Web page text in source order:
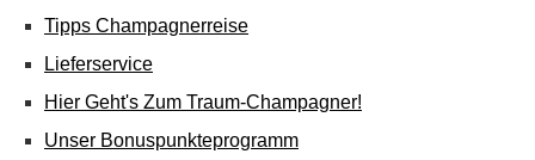
Tipps Champagnerreise
Lieferservice
Hier Geht's Zum Traum-Champagner!
Unser Bonuspunkteprogramm